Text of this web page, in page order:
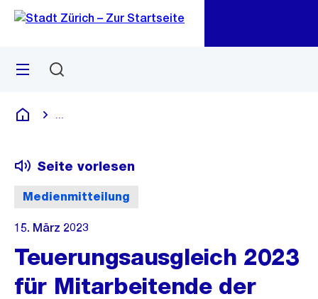
Navigation
Sprunglink
Menü
Deutsch
Medienmitteilung
Seite vorlesen
15. März 2023
Teuerungsausgleich 2023
für Mitarbeitende der